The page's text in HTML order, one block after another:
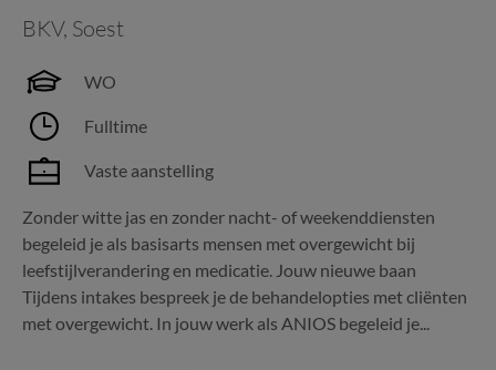
BKV, Soest
WO
Fulltime
Vaste aanstelling
Zonder witte jas en zonder nacht- of weekenddiensten
begeleid je als basisarts mensen met overgewicht bij
leefstijlverandering en medicatie. Jouw nieuwe baan
Tijdens intakes bespreek je de behandelopties met cliënten
met overgewicht. In jouw werk als ANIOS begeleid je...